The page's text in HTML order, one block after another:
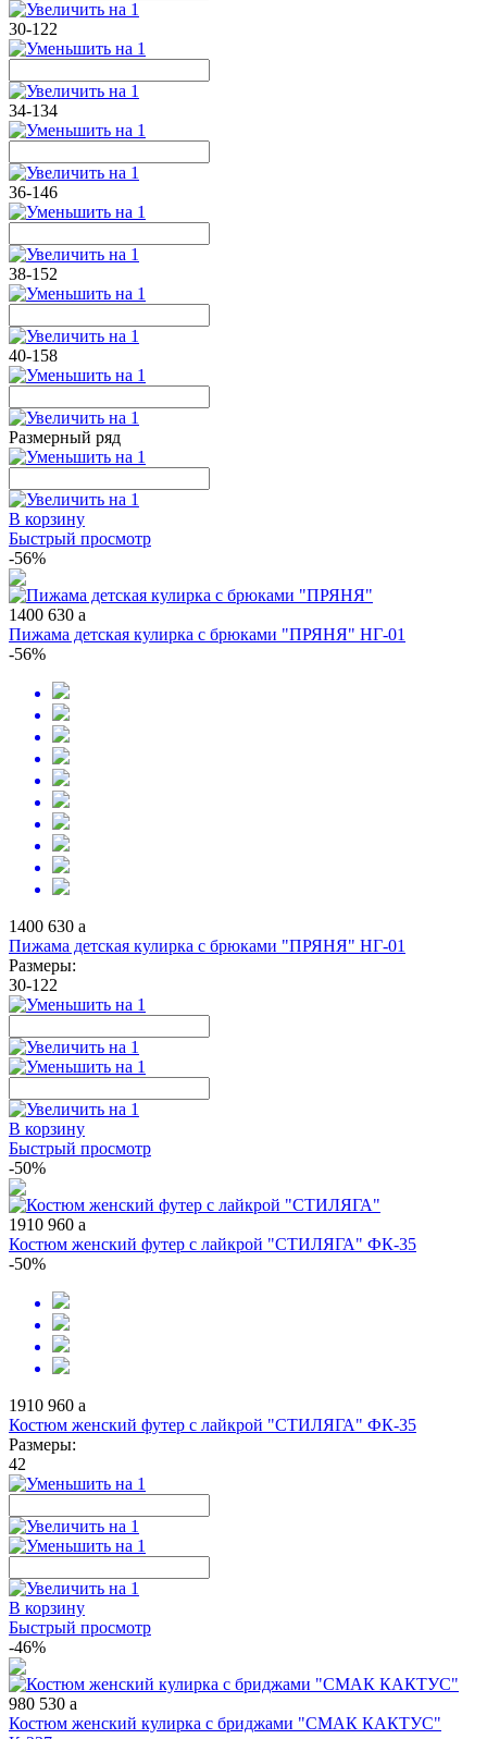
30-122
34-134
36-146
38-152
40-158
Размерный ряд
В корзину
Быстрый просмотр
-56%
1400 630 a
Пижама детская кулирка с брюками "ПРЯНЯ" НГ-01
-56%
1400 630 a
Пижама детская кулирка с брюками "ПРЯНЯ" НГ-01
Размеры:
30-122
В корзину
Быстрый просмотр
-50%
1910 960 a
Костюм женский футер с лайкрой "СТИЛЯГА" ФК-35
-50%
1910 960 a
Костюм женский футер с лайкрой "СТИЛЯГА" ФК-35
Размеры:
42
В корзину
Быстрый просмотр
-46%
980 530 a
Костюм женский кулирка с бриджами "СМАК КАКТУС"